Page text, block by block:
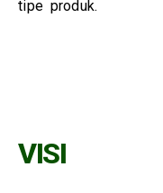
tipe produk.
VISI